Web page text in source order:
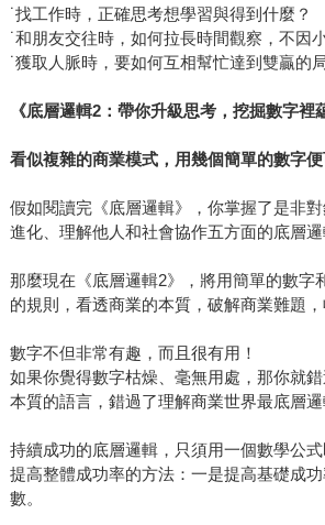
˙找工作時，正確思考想學習與得到什麼？
˙和朋友交往時，如何拉長時間觀察，不因
˙獲取人脈時，要如何互相幫忙達到雙贏的
《底層邏輯2：帶你升級思考，挖掘數字裡
看似複雜的商業模式，用幾個簡單的數字便
假如閱讀完《底層邏輯》，你掌握了是非
進化、理解他人和社會協作五方面的底層邏
那麼現在《底層邏輯2》，將用簡單的數字
的規則，看透商業的本質，破解商業難題，
數字不但非常有趣，而且很有用！
如果你覺得數字枯燥、毫無用處，那你就
本質的語言，錯過了理解商業世界最底層邏
持續成功的底層邏輯，只須用一個數學公式
提高整體成功率的方法：一是提高基礎成
數。